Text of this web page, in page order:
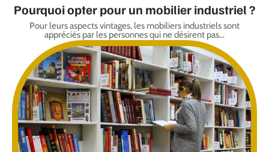
Pourquoi opter pour un mobilier industriel ?
Pour leurs aspects vintages, les mobiliers industriels sont
appréciés par les personnes qui ne désirent pas…